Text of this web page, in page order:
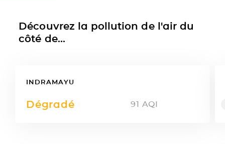
Découvrez la pollution de l'air du
côté de...
INDRAMAYU
Dégradé 91 AQI